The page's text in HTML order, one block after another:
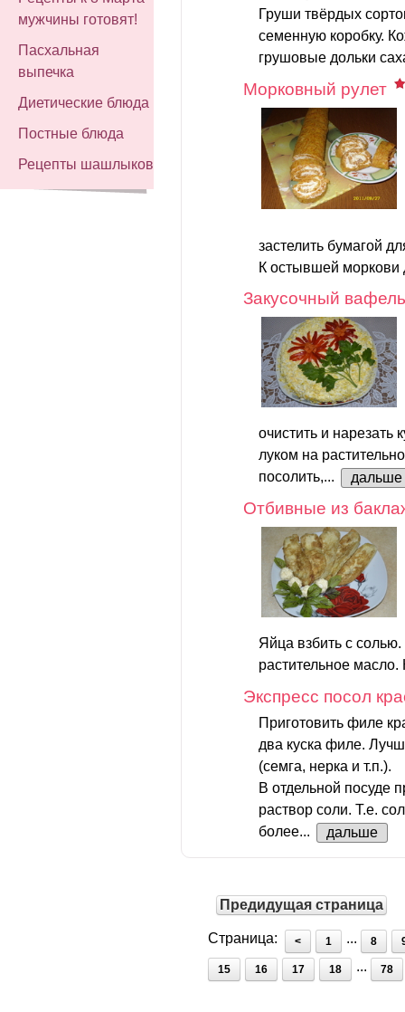
мужчины готовят!
Пасхальная
выпечка
Диетические блюда
Постные блюда
Рецепты шашлыков
Груши твёрдых
семенную коробку.
грушовые дольки
Морковный рулет
застелить бумагой
К остывшей моркови
Закусочный
очистить и нарезать
луком на
посолить,...
дальше
Отбивные из
Яйца взбить с солью.
растительное
Экспресс посол
Приготовить филе
два куска филе.
(семга, нерка и т.п.).
В отдельной посуде
раствор соли. Т.е.
более...
дальше
Предидущая страница
Страница: < 1 8
15 16 17 18 78